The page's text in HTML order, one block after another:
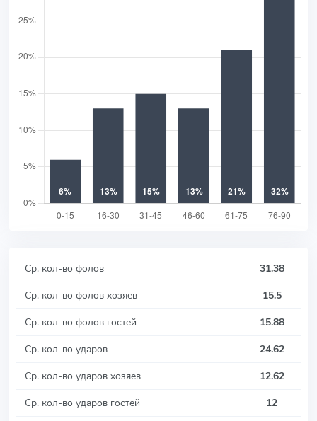
Ср. кол-во фолов
31.38
Ср. кол-во фолов хозяев
15.5
Ср. кол-во фолов гостей
15.88
Ср. кол-во ударов
24.62
Ср. кол-во ударов хозяев
12.62
Ср. кол-во ударов гостей
12